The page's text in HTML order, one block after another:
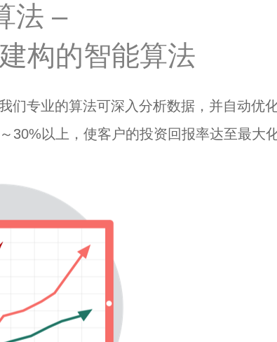
法 –
构的智能算法
们专业的算法可深入分析数据，并自动优
30%以上，使客户的投资回报率达至最大